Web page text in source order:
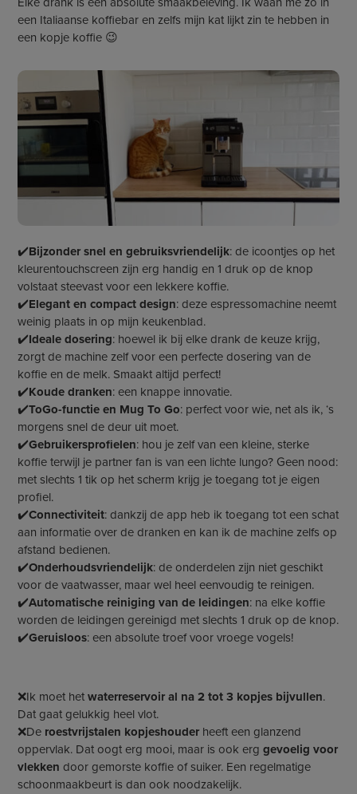
een Italiaanse koffiebar en zelfs mijn kat lijkt zin te hebben in
een kopje koffie 😉
✔️Bijzonder snel en gebruiksvriendelijk: de icoontjes op het
kleurentouchscreen zijn erg handig en 1 druk op de knop
volstaat steevast voor een lekkere koffie.
✔️Elegant en compact design: deze espressomachine neemt
weinig plaats in op mijn keukenblad.
✔️Ideale dosering: hoewel ik bij elke drank de keuze krijg,
zorgt de machine zelf voor een perfecte dosering van de
koffie en de melk. Smaakt altijd perfect!
✔️Koude dranken: een knappe innovatie.
✔️ToGo-functie en Mug To Go: perfect voor wie, net als ik, ‘s
morgens snel de deur uit moet.
✔️Gebruikersprofielen: hou je zelf van een kleine, sterke
koffie terwijl je partner fan is van een lichte lungo? Geen nood:
met slechts 1 tik op het scherm krijg je toegang tot je eigen
profiel.
✔️Connectiviteit: dankzij de app heb ik toegang tot een schat
aan informatie over de dranken en kan ik de machine zelfs op
afstand bedienen.
✔️Onderhoudsvriendelijk: de onderdelen zijn niet geschikt
voor de vaatwasser, maar wel heel eenvoudig te reinigen.
✔️Automatische reiniging van de leidingen: na elke koffie
worden de leidingen gereinigd met slechts 1 druk op de knop.
✔️Geruisloos: een absolute troef voor vroege vogels!
❌Ik moet hetwaterreservoir al na 2 tot 3 kopjes bijvullen.
Dat gaat gelukkig heel vlot.
❌De roestvrijstalen kopjeshouder heeft een glanzend
oppervlak. Dat oogt erg mooi, maar is ook erggevoelig voor
vlekken door gemorste koffie of suiker. Een regelmatige
schoonmaakbeurt is dan ook noodzakelijk.